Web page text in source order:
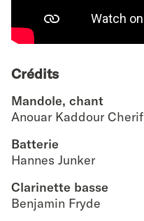
Crédits
Mandole, chant
Anouar Kaddour Cherif
Batterie
Hannes Junker
Clarinette basse
Benjamin Fryde